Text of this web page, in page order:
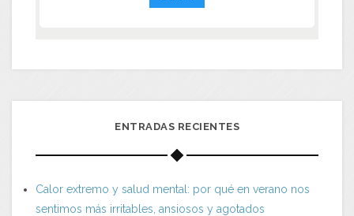
ENTRADAS RECIENTES
Calor extremo y salud mental: por qué en verano nos
sentimos más irritables, ansiosos y agotados